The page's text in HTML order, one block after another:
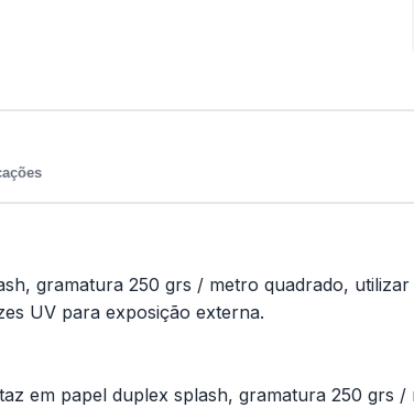
gramatura 250 grs / metro quadrado,
UV para exposição externa.
em papel duplex splash, gramatura 250